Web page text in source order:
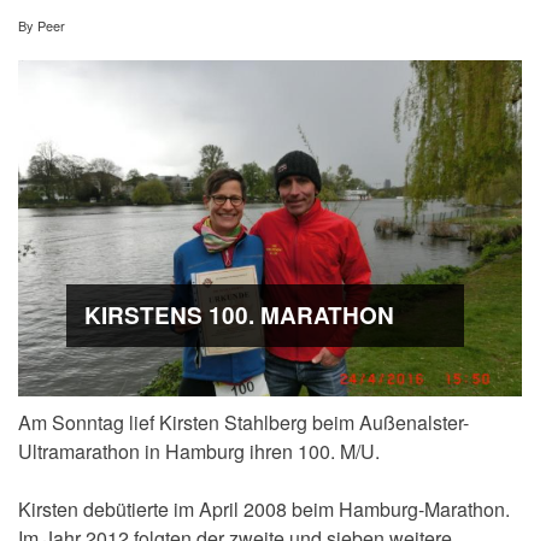
By Peer
KIRSTENS 100. MARATHON
Am Sonntag lief Kirsten Stahlberg beim Außenalster-
Ultramarathon in Hamburg ihren 100. M/U.
Kirsten debütierte im April 2008 beim Hamburg-Marathon.